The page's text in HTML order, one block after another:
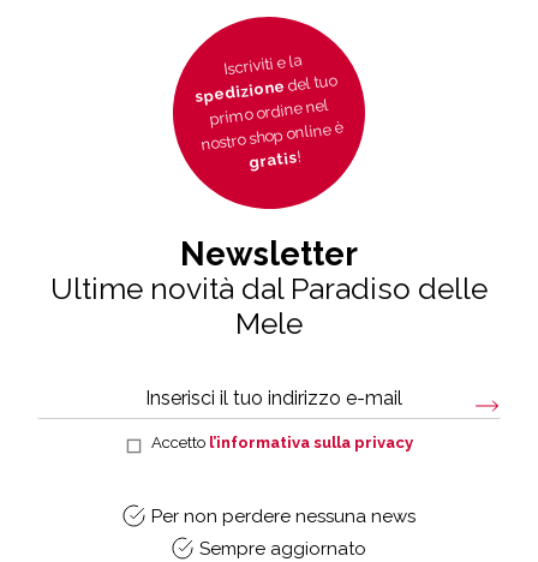
Iscriviti e la
spedizionedel tuo
primo ordine nel
nostro shop online è
gratis!
Newsletter
Ultime novità dal Paradiso delle
Mele
Accetto l’informativa sulla privacy
Per non perdere nessuna news
Sempre aggiornato